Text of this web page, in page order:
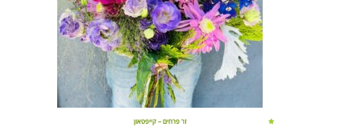
זר פרחים – קייפטאון